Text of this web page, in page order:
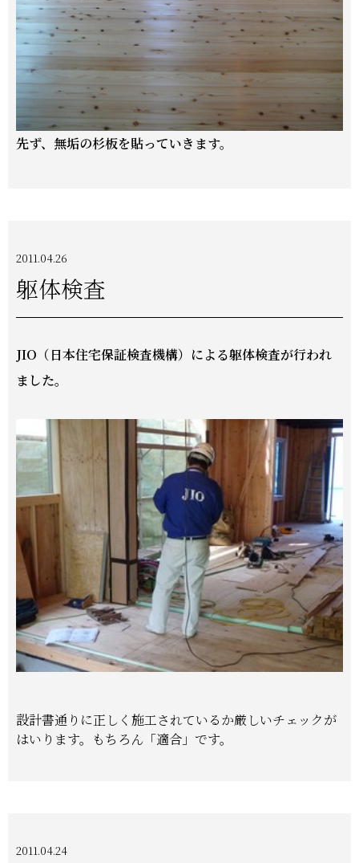
先ず、無垢の杉板を貼っていきます。
2011.04.26
躯体検査
JIO（日本住宅保証検査機構）による躯体検査が行われ
ました。
設計書通りに正しく施工されているか厳しいチェックが
はいります。
もちろん「適合」です。
2011.04.24